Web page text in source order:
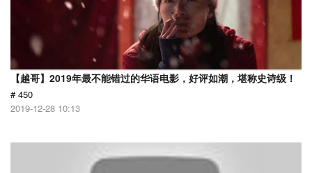
【越哥】2019年最不能错过的华语电影，好评如潮，堪称史诗级！
# 450
2019-12-28 10:13